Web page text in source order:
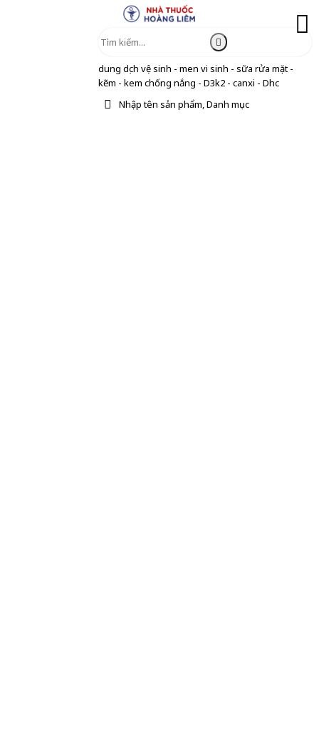
dung dịch vệ sinh - men vi sinh - sữa rửa mặt -
kẽm - kem chống nắng - D3k2 - canxi - Dhc
Nhập tên sản phẩm, Danh mục